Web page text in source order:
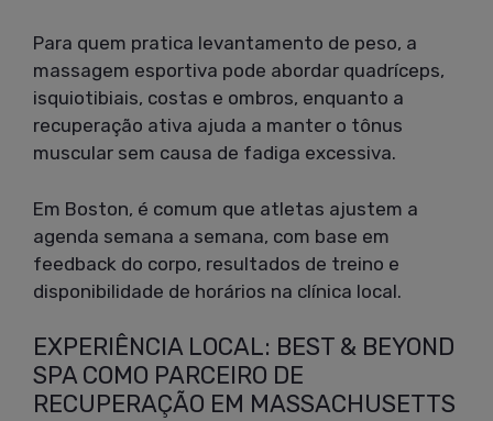
Para quem pratica levantamento de peso, a
massagem esportiva pode abordar quadríceps,
isquiotibiais, costas e ombros, enquanto a
recuperação ativa ajuda a manter o tônus
muscular sem causa de fadiga excessiva.
Em Boston, é comum que atletas ajustem a
agenda semana a semana, com base em
feedback do corpo, resultados de treino e
disponibilidade de horários na clínica local.
EXPERIÊNCIA LOCAL: BEST & BEYOND
SPA COMO PARCEIRO DE
RECUPERAÇÃO EM MASSACHUSETTS